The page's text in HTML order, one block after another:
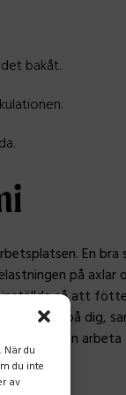
du
du inte
av
bakåt.
En
på axlar
så att
sträcka på dig,
kan